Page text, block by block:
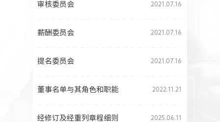
审核委员会 2021.07.16
薪酬委员会 2021.07.16
提名委员会 2021.07.16
董事名单与其角色和职能 2022.11.21
经修订及经重列章程细则 2025.06.11